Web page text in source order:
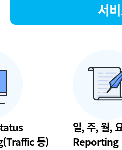
서
등)
일, 주, 월,
Reporting